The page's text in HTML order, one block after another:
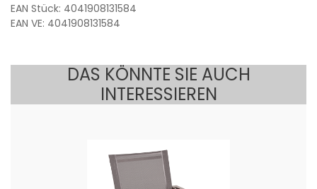
EAN Stück: 4041908131584
EAN VE: 4041908131584
DAS KÖNNTE SIE AUCH
INTERESSIEREN